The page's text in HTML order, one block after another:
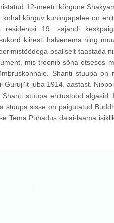
12-meetri kõrgune
kõrguv kuningapalee on
residentsi 19. sajandi
kiiresti halvenema ning
osaliselt taastada
mis troonib sõna otseses
Shanti stuupa
Guruji'lt juba 1914. aastast.
stuupa ehitustööd
stuupa sisse on paigutatud
Tema Pühadus dalai-laama